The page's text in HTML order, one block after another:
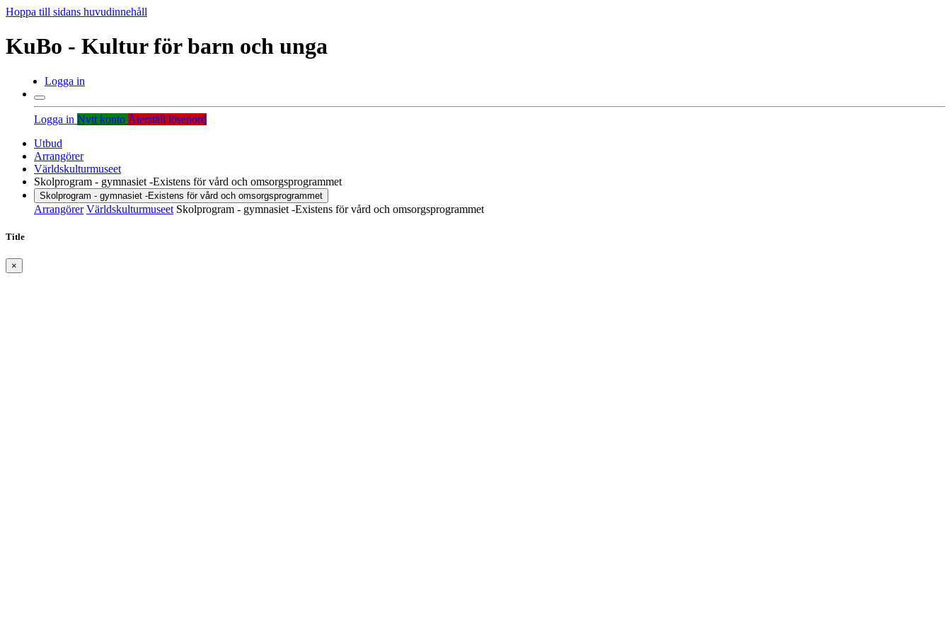
Hoppa till sidans huvudinnehåll
KuBo - Kultur för barn och unga
Logga in
Logga in Nytt konto Återställ lösenord
Utbud
Arrangörer
Världskulturmuseet
Skolprogram - gymnasiet -Existens för vård och omsorgsprogrammet
Skolprogram - gymnasiet -Existens för vård och omsorgsprogrammet
Arrangörer Världskulturmuseet Skolprogram - gymnasiet -Existens för vård och omsorgsprogrammet
Title
×